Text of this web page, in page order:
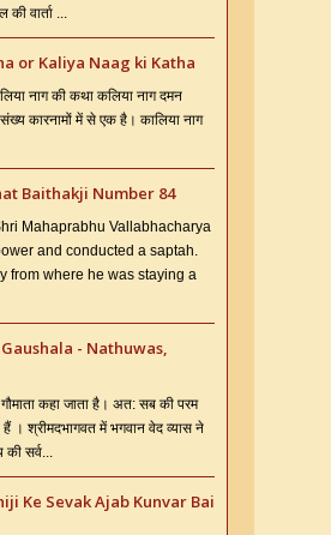
की वार्ता ...
or Kaliya Naag ki Katha
नाग की कथा कलिया नाग दमन
कारनामों में से एक है। कालिया नाग
Baithakji Number 84
Mahaprabhu Vallabhacharya
and conducted a saptah.
from where he was staying a
- Nathuwas,
गौमाता कहा जाता है। अत: सब की परम
हैं । श्रीमदभागवत में भगवान वेद व्यास ने
की सर्व...
Ke Sevak Ajab Kunvar Bai